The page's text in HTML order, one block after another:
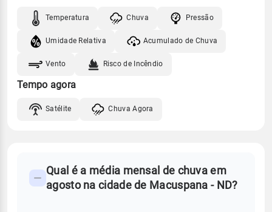
Temperatura Chuva Pressão
Umidade Relativa Acumulado de Chuva
Vento Risco de Incêndio
Tempo agora
Satélite Chuva Agora
Perguntas
Qual é a média mensal de chuva em
agosto na cidade de Macuspana - ND?